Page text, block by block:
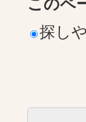
探し